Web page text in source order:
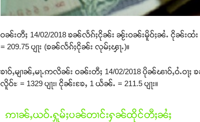
ဝၼ်းတီႈ 14/02/2018 ၶၼ်လႅၵ်ႈငိုၼ်း ၼႂ်းဝၼ်းမိူဝ်ႈၼႆႉ ငိုၼ်းထႆး 1
= 209.75 ပျႃး (ၶၼ်လႅၵ်ႈငိုၼ်း လုမ်ႈၾႃႉ)။
ၶၢဝ်ႇမျၢၼ်ႇမႃႉဢလိၼ်း ဝၼ်းတီႈ 14/02/2018 ပိုၼ်ၽၢဝ်ႇဝႆႉဝႃႈ
လိူဝ်ႊ = 1329 ပျႃး၊ ငိုၼ်းၶႄႇ 1 ယႅၼ်ႉ = 211.5 ပျႃး။
ဢၢၼ်ႇယဝ်ႉႁူမ်ႈပၼ်တၢင်းႁၼ်ထိုင်တီႈၼႆႈ